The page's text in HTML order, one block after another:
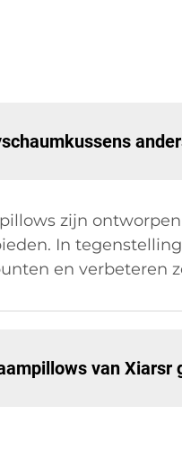
zijn
In
en verbeteren
van